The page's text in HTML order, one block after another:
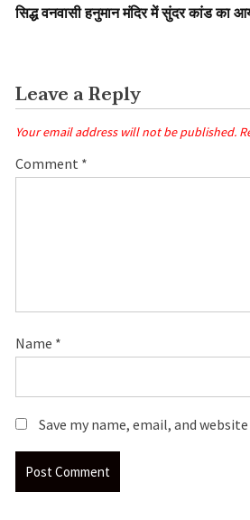
सिद्ध वनवासी हनुमान मंदिर में सुंदर कांड का
Leave a Reply
Your email address will not be published.
Comment *
Name *
Save my name, email, and